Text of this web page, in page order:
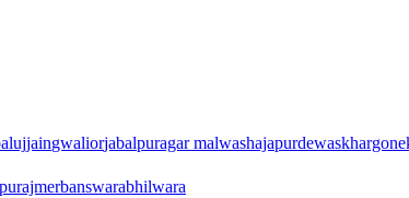
ujjaingwaliorjabalpuragar malwashajapurdewaskhargone
ajmerbanswarabhilwara